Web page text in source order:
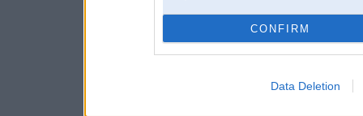
CONFIRM
Data Deletion